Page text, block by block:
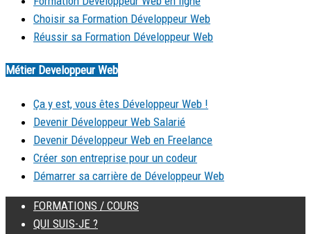
Choisir sa Formation Développeur Web
Réussir sa Formation Développeur Web
Métier Developpeur Web
Ça y est, vous êtes Développeur Web !
Devenir Développeur Web Salarié
Devenir Développeur Web en Freelance
Créer son entreprise pour un codeur
Démarrer sa carrière de Développeur Web
FORMATIONS / COURS
QUI SUIS-JE ?